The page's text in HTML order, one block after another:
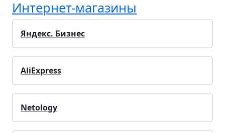
Интернет-магазины
Яндекс. Бизнес
AliExpress
Netology